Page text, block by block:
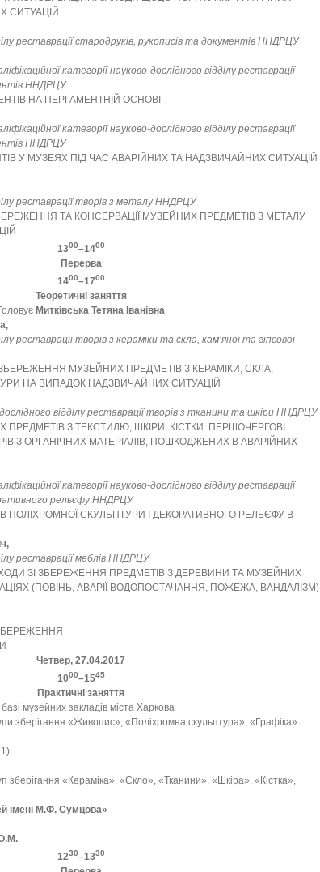
СИТУАЦІЙ
реставрації стародруків, рукописів та документів ННДРЦУ
категорії науково-дослідного відділу реставрації
ННДРЦУ
НА ПЕРГАМЕНТНІЙ ОСНОВІ
категорії науково-дослідного відділу реставрації
ННДРЦУ
У МУЗЕЯХ ПІД ЧАС АВАРІЙНИХ ТА НАДЗВИЧАЙНИХ СИТУАЦІЙ
реставрації творів з металу ННДРЦУ
ТА КОНСЕРВАЦІЇ МУЗЕЙНИХ ПРЕДМЕТІВ З МЕТАЛУ
1300–1400
Перерва
1400–1700
Теоретичні заняття
Митківська Тетяна Іванівна
реставрації творів з кераміки та скла, кам’яної та гіпсової
МУЗЕЙНИХ ПРЕДМЕТІВ З КЕРАМІКИ, СКЛА,
НА ВИПАДОК НАДЗВИЧАЙНИХ СИТУАЦІЙ
відділу реставрації творів з тканини та шкіри ННДРЦУ
З ТЕКСТИЛЮ, ШКІРИ, КІСТКИ. ПЕРШОЧЕРГОВІ
З ОРГАНІЧНИХ МАТЕРІАЛІВ, ПОШКОДЖЕНИХ В АВАРІЙНИХ
категорії науково-дослідного відділу реставрації
рельєфу ННДРЦУ
СКУЛЬПТУРИ І ДЕКОРАТИВНОГО РЕЛЬЄФУ В
реставрації меблів ННДРЦУ
ЗІ ЗБЕРЕЖЕННЯ ПРЕДМЕТІВ З ДЕРЕВИНИ ТА МУЗЕЙНИХ
(ПОВІНЬ, АВАРІЇ ВОДОПОСТАЧАННЯ, ПОЖЕЖА, ВАНДАЛІЗМ)
Четвер, 27.04.2017
1000–1545
Практичні заняття
музейних закладів міста Харкова
зберігання «Живопис», «Поліхромна скульптура», «Графіка»
зберігання «Кераміка», «Скло», «Тканини», «Шкіра», «Кістка»,
імені М.Ф. Сумцова»
1230–1330